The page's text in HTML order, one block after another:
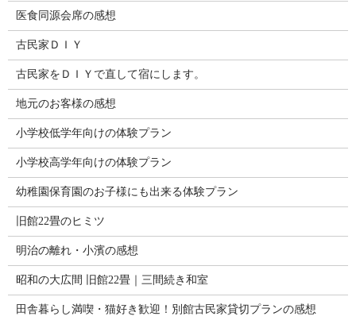
医食同源会席の感想
古民家ＤＩＹ
古民家をＤＩＹで直して宿にします。
地元のお客様の感想
小学校低学年向けの体験プラン
小学校高学年向けの体験プラン
幼稚園保育園のお子様にも出来る体験プラン
旧館22畳のヒミツ
明治の離れ・小濱の感想
昭和の大広間 旧館22畳｜三間続き和室
田舎暮らし満喫・猫好き歓迎！別館古民家貸切プランの感想